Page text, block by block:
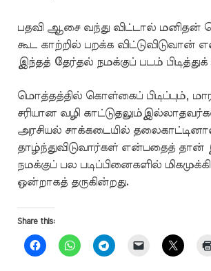
பதவி ஆசை வந்து விட்டால்
கூட காற்றில் பறக்க
இந்தத் தேர்தல் நமக்குப் படம் பிடித்துக்
மொத்தத்தில் கொள்கைப் பிடிப்பும்,
சரியான வழி
அரசியல் சாக்கடையில்
தாழ்ந்துவிடுவார்கள் என்பதைத் தான்
நமக்குப் பல படிப்பினைகளில்
ஒன்றாகத் தருகின்றது.
Share this: